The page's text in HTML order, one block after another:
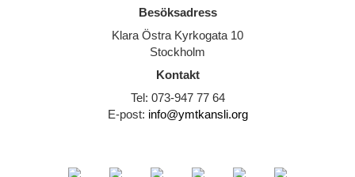
Besöksadress
Klara Östra Kyrkogata 10
Stockholm
Kontakt
Tel: 073-947 77 64
E-post: info@ymtkansli.org